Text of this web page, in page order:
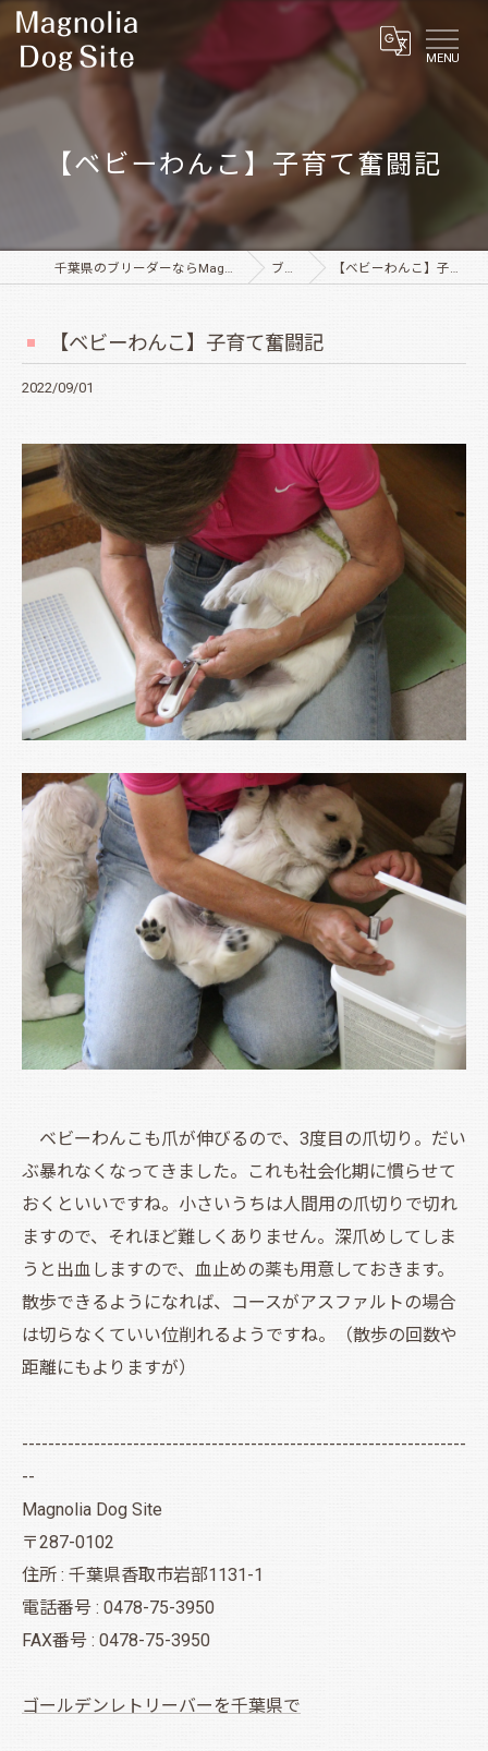
MENU
【ベビーわんこ】子育て奮闘記
千葉県のブリーダーならMagnolia Dog Site ブログ 【ベビーわんこ】子育て奮闘記
【ベビーわんこ】子育て奮闘記
2022/09/01
ベビーわんこも爪が伸びるので、3度目の爪切り。だい
ぶ暴れなくなってきました。これも社会化期に慣らせて
おくといいですね。小さいうちは人間用の爪切りで切れ
ますので、それほど難しくありません。深爪めしてしま
うと出血しますので、血止めの薬も用意しておきます。
散歩できるようになれば、コースがアスファルトの場合
は切らなくていい位削れるようですね。（散歩の回数や
距離にもよりますが）
--------------------------------------------------------------------
--
Magnolia Dog Site
〒287-0102
住所 : 千葉県香取市岩部1131-1
電話番号 : 0478-75-3950
FAX番号 : 0478-75-3950
ゴールデンレトリーバーを千葉県で